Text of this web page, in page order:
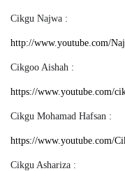
Cikgu Najwa :
http://www.youtube.com/
Cikgoo Aishah :
https://www.youtube.com/
Cikgu Mohamad Hafsan :
https://www.youtube.com/
Cikgu Ashariza :